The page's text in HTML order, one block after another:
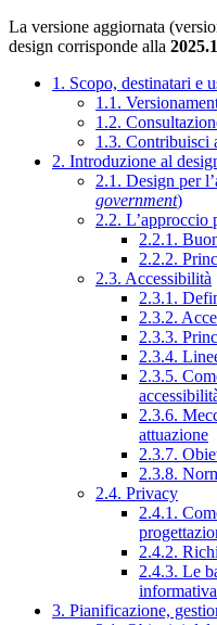
La versione aggiornata
design corrisponde alla 2025.1
1. Scopo, destinatari e
1.1.
1.2.
1.3. Contribuisci
2. Introduzione al
2.1. Design per
government)
2.2. L’approccio
2.2.1.
2.2.2.
2.3. Accessibilità
2.3.1.
2.3.2.
2.3.3.
2.3.4.
2.3.5.
2.3.6.
attuazione
2.3.7.
2.3.8.
2.4. Privacy
2.4.1.
2.4.2.
2.4.3. Le
3. Pianificazione,